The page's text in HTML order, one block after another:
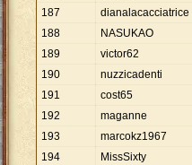
187
dianalacacciatrice
188
NASUKAO
189
victor62
190
nuzzicadenti
191
cost65
192
maganne
193
marcokz1967
194
MissSixty